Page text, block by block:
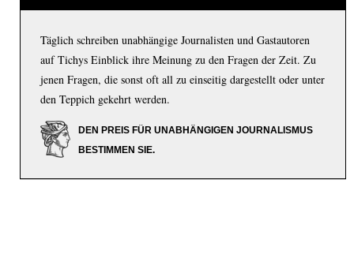
Täglich schreiben unabhängige Journalisten und Gastautoren
auf Tichys Einblick ihre Meinung zu den Fragen der Zeit. Zu
jenen Fragen, die sonst oft all zu einseitig dargestellt oder unter
den Teppich gekehrt werden.
DEN PREIS FÜR UNABHÄNGIGEN JOURNALISMUS
BESTIMMEN SIE.